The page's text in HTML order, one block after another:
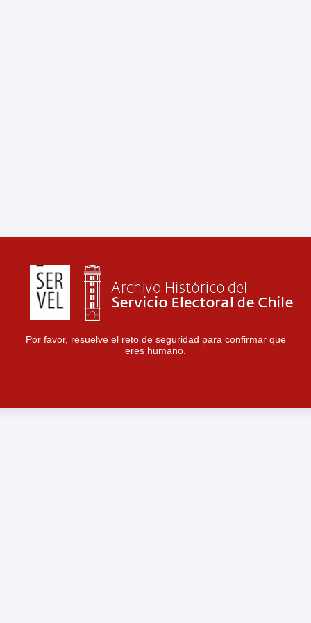
Por favor, resuelve el reto de seguridad para confirmar que
eres humano.